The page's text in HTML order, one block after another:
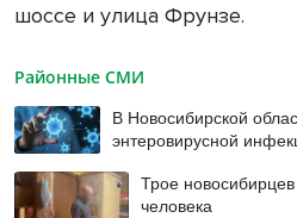
шоссе и улица Фрунзе.
Районные СМИ
В Новосибирской
энтеровирусной
Трое
человека